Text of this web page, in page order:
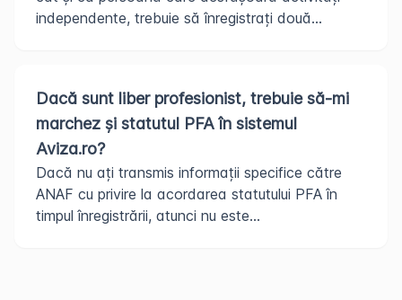
independente, trebuie să înregistrați două...
Dacă sunt liber profesionist, trebuie să-mi
marchez și statutul PFA în sistemul
Aviza.ro?
Dacă nu ați transmis informații specifice către
ANAF cu privire la acordarea statutului PFA în
timpul înregistrării, atunci nu este...